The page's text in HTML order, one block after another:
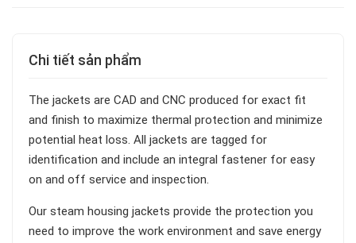
Chi tiết sản phẩm
The jackets are CAD and CNC produced for exact fit
and finish to maximize thermal protection and minimize
potential heat loss. All jackets are tagged for
identification and include an integral fastener for easy
on and off service and inspection.
Our steam housing jackets provide the protection you
need to improve the work environment and save energy